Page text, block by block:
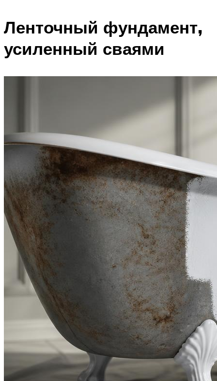
Ленточный фундамент,
усиленный сваями